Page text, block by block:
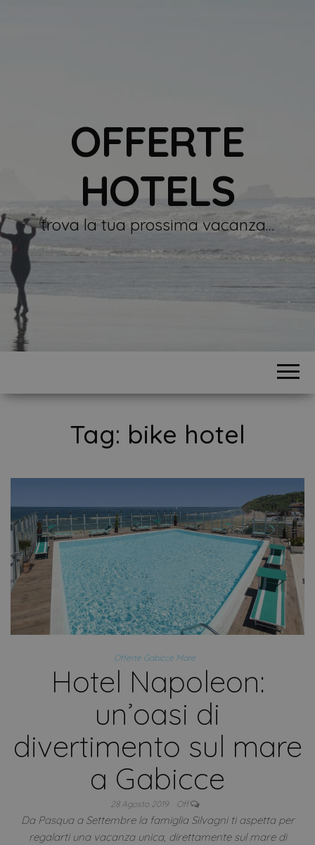
OFFERTE
HOTELS
trova la tua prossima vacanza…
Tag: bike hotel
Offerte Gabicce Mare
Hotel Napoleon:
un’oasi di
divertimento sul mare
a Gabicce
28 Agosto 2019 Off
Da Pasqua a Settembre la famiglia Silvagni ti aspetta per
regalarti una vacanza unica, direttamente sul mare di